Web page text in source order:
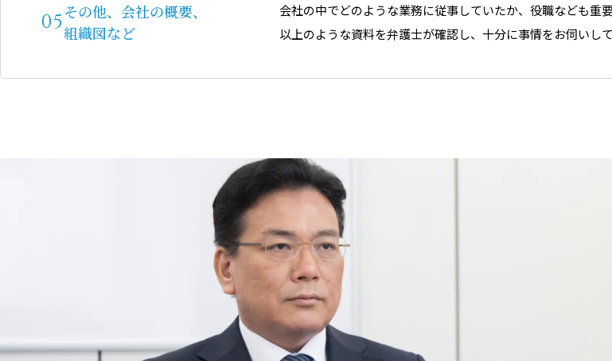
その他、会社の概要、
組織図など
会社の中でどのような業務に従事していたか、役職なども重要
以上のような資料を弁護士が確認し、十分に事情をお伺いし